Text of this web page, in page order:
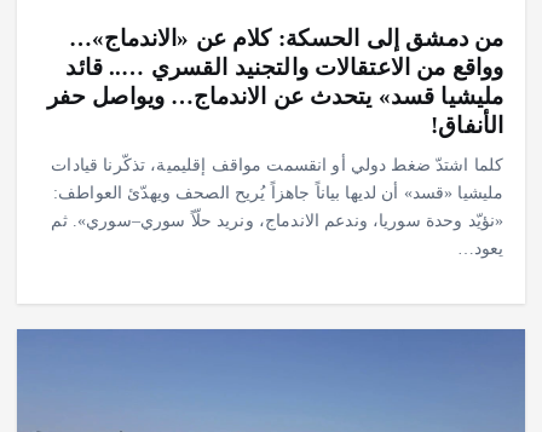
من دمشق إلى الحسكة: كلام عن «الاندماج»…
وواقع من الاعتقالات والتجنيد القسري ….. قائد
مليشيا قسد» يتحدث عن الاندماج… ويواصل حفر
الأنفاق!
كلما اشتدّ ضغط دولي أو انقسمت مواقف إقليمية، تذكّرنا قيادات
مليشيا «قسد» أن لديها بياناً جاهزاً يُريح الصحف ويهدّئ العواطف:
«نؤيّد وحدة سوريا، وندعم الاندماج، ونريد حلّاً سوري–سوري». ثم
يعود…